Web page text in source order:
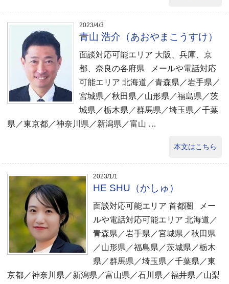
2023/4/3
青山 浩介（あおやまこうすけ）
面談対応可能エリア 大阪、兵庫、京
都、奈良の各府県 メールや電話対応
可能エリア 北海道／青森県／岩手県／
宮城県／秋田県／山形県／福島県／茨
城県／栃木県／群馬県／埼玉県／千葉
県／東京都／神奈川県／新潟県／富山 …
本文はこちら
2023/1/1
HE SHU（かしゅ）
面談対応可能エリア 首都圏 メー
ルや電話対応可能エリア 北海道／
青森県／岩手県／宮城県／秋田県
／山形県／福島県／茨城県／栃木
県／群馬県／埼玉県／千葉県／東
京都／神奈川県／新潟県／富山県／石川県／福井県／山梨